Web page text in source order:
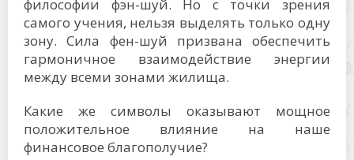
философии фэн-шуй. Но с точки зрения
самого учения, нельзя выделять только одну
зону. Сила фен-шуй призвана обеспечить
гармоничное взаимодействие энергии
между всеми зонами жилища.
Какие же символы оказывают мощное
положительное влияние на наше
финансовое благополучие?